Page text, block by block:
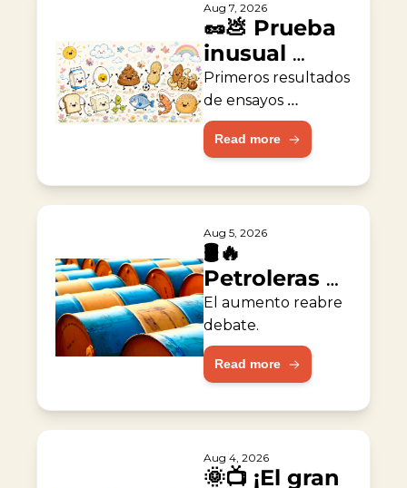
Aug 7, 2026
🥜💩 Prueba
inusual
contra la
alergia al
maní
Primeros resultados
de ensayos
muestran
resultados
Read more
Aug 5, 2026
🛢️🔥
Petroleras
duplican
ganancias
durante la
guerra
El aumento reabre
debate.
Read more
Aug 4, 2026
🌞📺 ¡El gran